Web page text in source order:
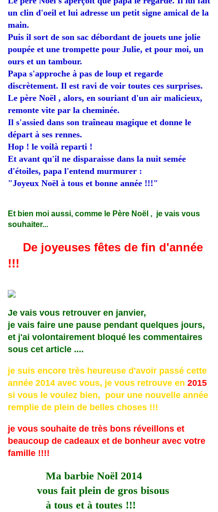
un clin d'oeil et lui adresse un petit signe amical de la
main.
Puis il sort de son sac débordant de jouets une jolie
poupée et une trompette pour Julie, et pour moi, un
ours et un tambour.
Papa s'approche à pas de loup et regarde
discrètement. Il est ravi de voir toutes ces surprises.
Le père Noël , alors, en souriant d'un air malicieux,
remonte vite par la cheminée.
Il s'assied dans son traîneau magique et donne le
départ à ses rennes.
Hop ! le voilà reparti !
Et avant qu'il ne disparaisse dans la nuit semée
d'étoiles, papa l'entend murmurer :
"Joyeux Noël à tous et bonne année !!!"
Et bien moi aussi, comme le Père Noël , je vais vous
souhaiter...
De joyeuses fêtes de fin d'année
!!!
Je vais vous retrouver en janvier,
je vais faire une pause pendant quelques jours,
et j'ai volontairement bloqué les commentaires
sous cet article ....
je suis encore très heureuse d'avoir passé cette
année 2014 avec vous, je vous retrouve en 2015
si vous le voulez bien, pour une nouvelle année
remplie de plein de belles choses !!!
je vous souhaite de très bons réveillons et
beaucoup de cadeaux et de bonheur avec votre
famille !!!!
Ma barbie Noël 2014
vous fait plein de gros bisous
à tous et à toutes !!!